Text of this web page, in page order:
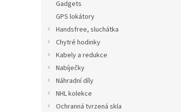
Gadgets
GPS lokátory
Handsfree, sluchátka
Chytré hodinky
Kabely a redukce
Nabíječky
Náhradní díly
NHL kolekce
Ochranná tvrzená skla